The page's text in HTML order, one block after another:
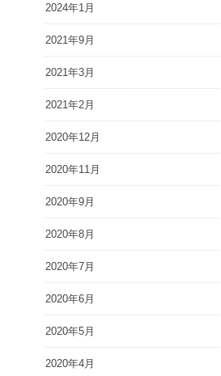
2024年1月
2021年9月
2021年3月
2021年2月
2020年12月
2020年11月
2020年9月
2020年8月
2020年7月
2020年6月
2020年5月
2020年4月